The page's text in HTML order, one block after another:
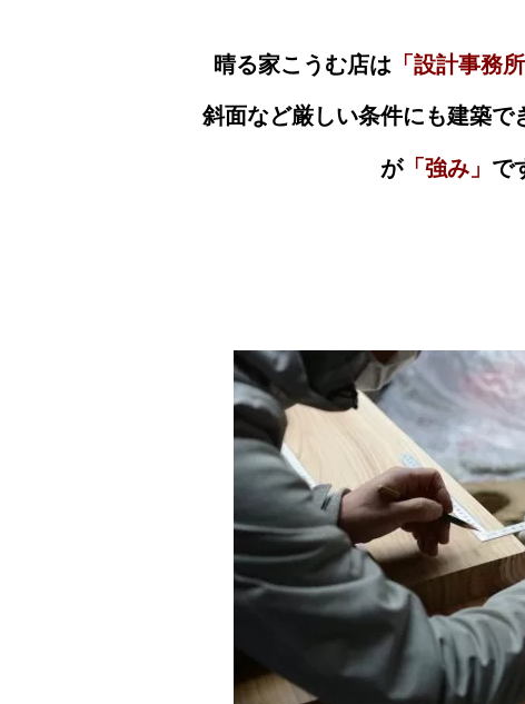
晴る家こうむ店は 「設計事務所
斜面など厳しい条件にも建築で
が「強み」 で